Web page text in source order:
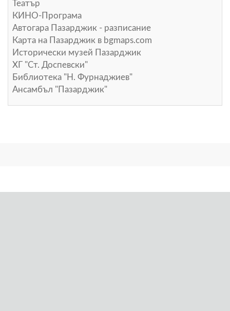
Театър
КИНО-Програма
Автогара Пазарджик - разписание
Карта на Пазарджик в bgmaps.com
Исторически музей Пазарджик
ХГ "Ст. Доспевски"
Библиотека "Н. Фурнаджиев"
Ансамбъл "Пазарджик"